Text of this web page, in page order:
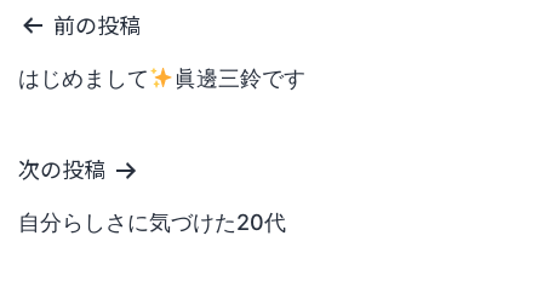
投
稿
ナ
ビ
ゲ
前の投稿
はじめまして 眞邊三鈴です
次の投稿
自分らしさに気づけた20代